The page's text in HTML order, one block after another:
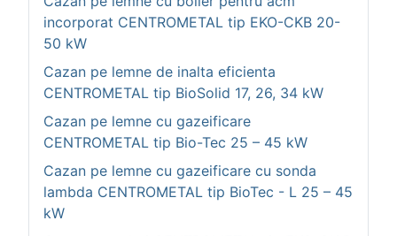
incorporat CENTROMETAL tip EKO-CKB 20-
50 kW
Cazan pe lemne de inalta eficienta
CENTROMETAL tip BioSolid 17, 26, 34 kW
Cazan pe lemne cu gazeificare
CENTROMETAL tip Bio-Tec 25 – 45 kW
Cazan pe lemne cu gazeificare cu sonda
lambda CENTROMETAL tip BioTec - L 25 – 45
kW